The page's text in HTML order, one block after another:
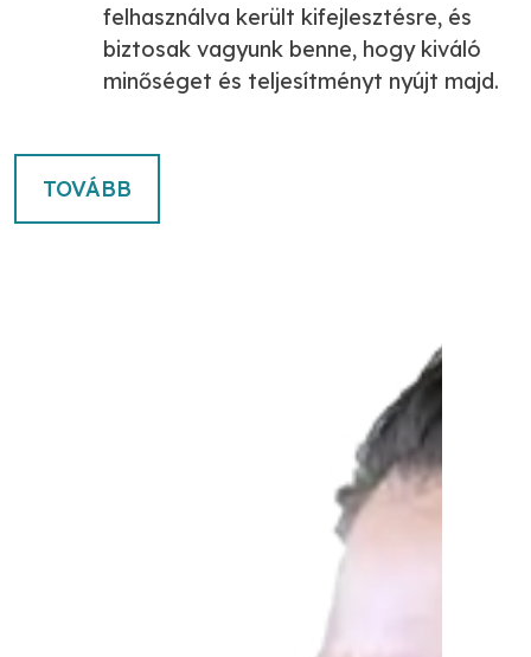
felhasználva került kifejlesztésre, és
biztosak vagyunk benne, hogy kiváló
minőséget és teljesítményt nyújt majd.
TOVÁBB